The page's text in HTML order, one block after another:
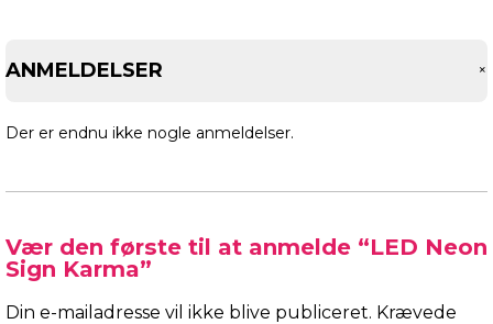
ANMELDELSER +
Der er endnu ikke nogle anmeldelser.
Vær den første til at anmelde “LED Neon
Sign Karma”
Din e-mailadresse vil ikke blive publiceret. Krævede